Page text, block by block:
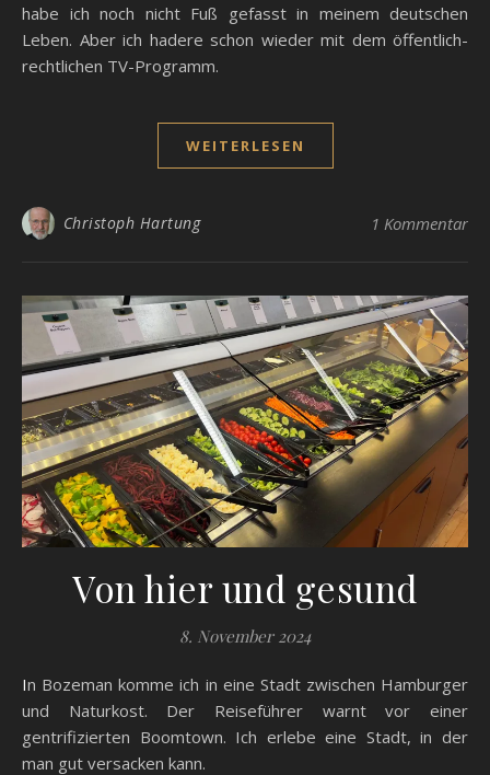
habe ich noch nicht Fuß gefasst in meinem deutschen
Leben. Aber ich hadere schon wieder mit dem öffentlich-
rechtlichen TV-Programm.
WEITERLESEN
Christoph Hartung 1 Kommentar
Von hier und gesund
8. November 2024
In Bozeman komme ich in eine Stadt zwischen Hamburger
und Naturkost. Der Reiseführer warnt vor einer
gentrifizierten Boomtown. Ich erlebe eine Stadt, in der
man gut versacken kann.